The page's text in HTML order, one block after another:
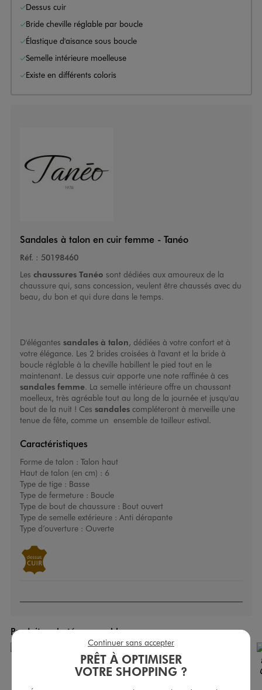
Dessus cuir
Bride cheville réglable par boucle
Élastique d'aisance sous boucle
Semelle intérieure moelleuse
Existe en différents coloris
Sandales à talon en cuir femme - Tanéo
Réf. : 50198460
Les chaussures Tanéo sont dédiées aux amoureux de la
chaussure qui, sans concession, veulent être chaussés avec du
beau, du bon et qui dure dans le temps.
D'élégantes sandales à talon, dédiées à votre confort et à
votre élégance. Les 2 brides croisées à l'avant et la bride à
boucle réglable à la cheville habillent le pied tout en le
maintenant. Le dessus cuir apporte une note raffinée à ces
sandales femme. La semelle intérieure offre un chaussant
moelleux, très agréable tout au long de la journée et jusqu'au
bout de la nuit ! Ces sandales compléteront à merveille une
tenue de fête, comme un ensemble de tailleur estival.
Caractéristiques
Forme de talon : Talon haut
Haut de talon (en cm) : 6
Type de tige : Basse
Type de fermeture : Boucle
Type de bout de chaussure : Bout ouvert
Type de semelle extérieure : Anti dérapante
Type d’ouverture : Ouverte
Produits achetés ensemble
PRÊT À OPTIMISER
VOTRE SHOPPING ?
Continuer sans accepter